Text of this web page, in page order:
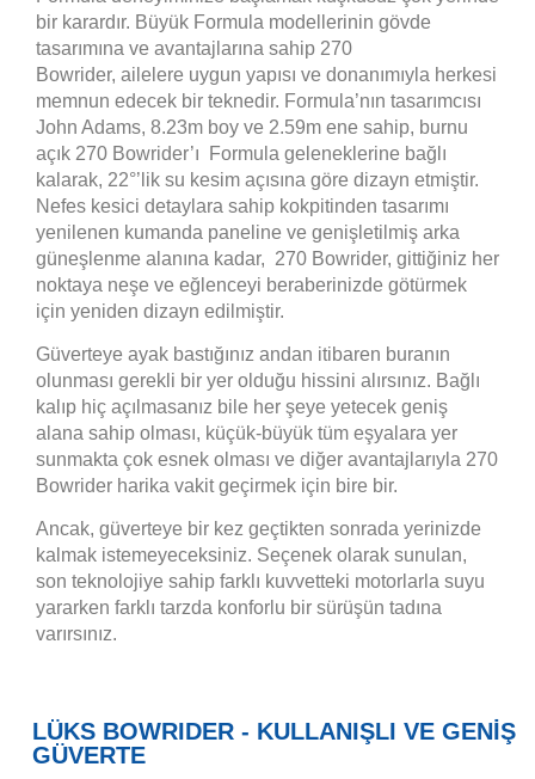
bir karardır. Büyük Formula modellerinin gövde
tasarımına ve avantajlarına sahip 270
Bowrider, ailelere uygun yapısı ve donanımıyla herkesi
memnun edecek bir teknedir. Formula’nın tasarımcısı
John Adams, 8.23m boy ve 2.59m ene sahip, burnu
açık 270 Bowrider’ı Formula geleneklerine bağlı
kalarak, 22°’lik su kesim açısına göre dizayn etmiştir.
Nefes kesici detaylara sahip kokpitinden tasarımı
yenilenen kumanda paneline ve genişletilmiş arka
güneşlenme alanına kadar, 270 Bowrider, gittiğiniz her
noktaya neşe ve eğlenceyi beraberinizde götürmek
için yeniden dizayn edilmiştir.
Güverteye ayak bastığınız andan itibaren buranın
olunması gerekli bir yer olduğu hissini alırsınız. Bağlı
kalıp hiç açılmasanız bile her şeye yetecek geniş
alana sahip olması, küçük-büyük tüm eşyalara yer
sunmakta çok esnek olması ve diğer avantajlarıyla 270
Bowrider harika vakit geçirmek için bire bir.
Ancak, güverteye bir kez geçtikten sonrada yerinizde
kalmak istemeyeceksiniz. Seçenek olarak sunulan,
son teknolojiye sahip farklı kuvvetteki motorlarla suyu
yararken farklı tarzda konforlu bir sürüşün tadına
varırsınız.
LÜKS BOWRIDER - KULLANIŞLI VE GENİŞ
GÜVERTE